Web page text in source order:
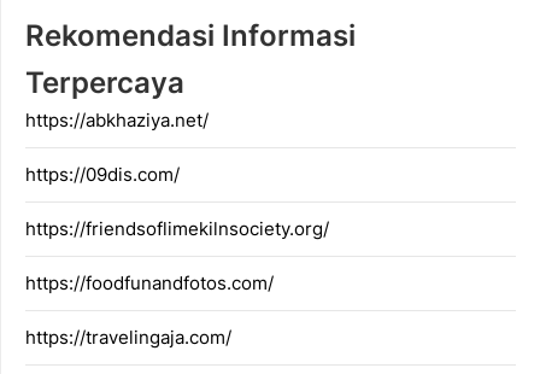
Rekomendasi Informasi
Terpercaya
https://abkhaziya.net/
https://09dis.com/
https://friendsoflimekilnsociety.org/
https://foodfunandfotos.com/
https://travelingaja.com/